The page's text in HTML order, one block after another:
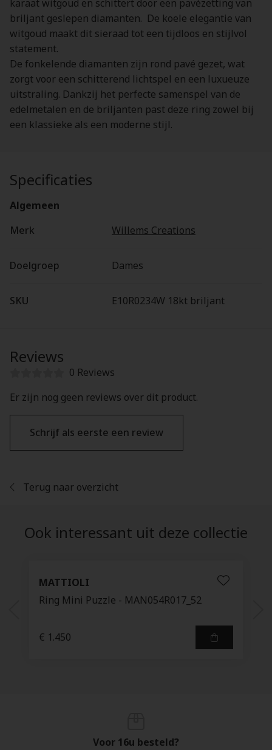
karaat witgoud en schittert door een pavézetting van
briljant geslepen diamanten. De koele elegantie van
witgoud maakt dit sieraad tot een tijdloos en stijlvol
statement.
De fonkelende diamanten zijn rond pavé gezet, wat
zorgt voor een schitterend lichtspel en een luxueuze
uitstraling. Dankzij het perfecte samenspel van de
edelmetalen en de briljanten past deze ring zowel bij
een klassieke als een moderne stijl.
Specificaties
Algemeen
Merk
Willems Creations
Doelgroep Dames
SKU E10R0234W 18kt briljant
Reviews
0 Reviews
Er zijn nog geen reviews over dit product.
Schrijf als eerste een review
Terug naar overzicht
Ook interessant uit deze collectie
MATTIOLI
Ring Mini Puzzle - MAN054R017_52
€ 1.450
Voor 16u besteld?